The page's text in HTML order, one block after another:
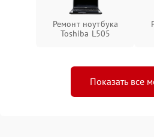
Ремонт ноутбука
Toshiba L505
Показать все